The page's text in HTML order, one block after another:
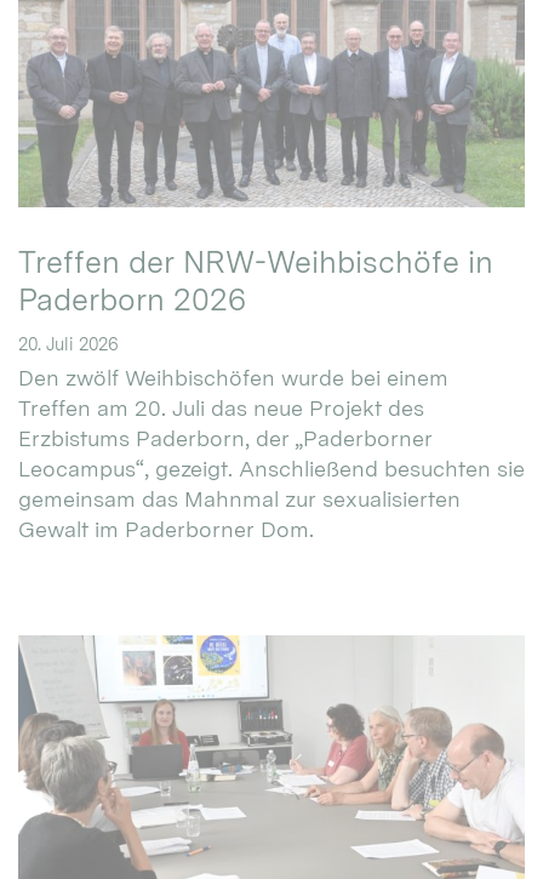
Treffen der NRW-Weihbischöfe in
Paderborn 2026
20. Juli 2026
Den zwölf Weihbischöfen wurde bei einem
Treffen am 20. Juli das neue Projekt des
Erzbistums Paderborn, der „Paderborner
Leocampus“, gezeigt. Anschließend besuchten sie
gemeinsam das Mahnmal zur sexualisierten
Gewalt im Paderborner Dom.